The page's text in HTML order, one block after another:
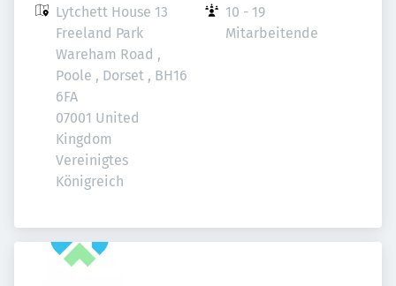
Lytchett House 13
Freeland Park
Wareham Road ,
Poole , Dorset , BH16
6FA
07001 United
Kingdom
Vereinigtes
Königreich
10 - 19
Mitarbeitende